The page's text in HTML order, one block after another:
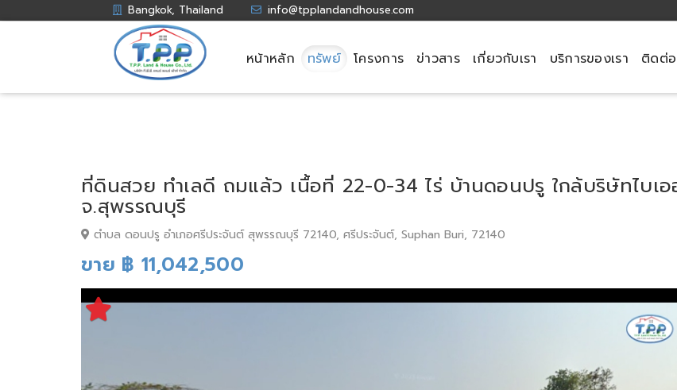
Bangkok, Thailand info@tpplandandhouse.com
หน้าหลัก ทรัพย์ โครงการ ข่าวสาร เกี่ยวกับเรา บริการของเรา ติดต่อ
ที่ดินสวย ทำเลดี ถมแล้ว เนื้อที่ 22-0-34 ไร่ บ้านดอนปรู ใกล้บริษัทไบเ
จ.สุพรรณบุรี
ตำบล ดอนปรู อำเภอศรีประจันต์ สุพรรณบุรี 72140, ศรีประจันต์, Suphan Buri, 72140
ขาย ฿ 11,042,500